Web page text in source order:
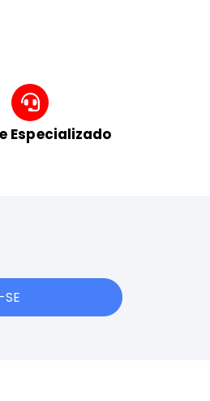
Especializado